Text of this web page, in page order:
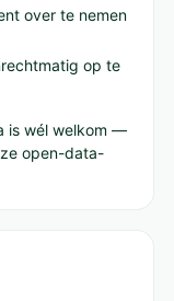
over te nemen
op te
is wél welkom —
open-data-